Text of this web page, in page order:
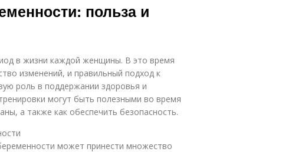
польза и
в жизни каждой женщины. В это время
изменений, и правильный подход к
роль в поддержании здоровья и
могут быть полезными во время
а также как обеспечить безопасность.
может принести множество